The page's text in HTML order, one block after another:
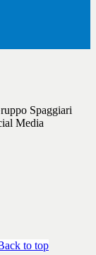
Spaggiari
Media
to top